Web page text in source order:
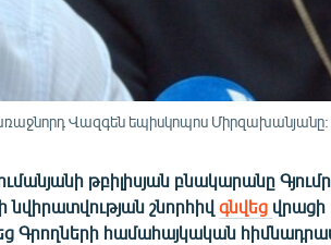
Վազգեն եպիսկոպոս Միրզախանյանը:
թբիլիսյան բնակարանը
շնորհիվգնվեց վրացի
Գրողների համահայկական